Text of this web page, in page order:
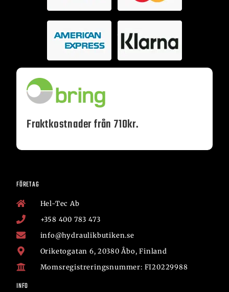
Fraktkostnader från 710kr.
FÖRETAG
Hel-Tec Ab
+358 400 783 473
info@hydraulikbutiken.se
Oriketogatan 6, 20380 Åbo, Finland
Momsregistreringsnummer: FI20229988
INFO